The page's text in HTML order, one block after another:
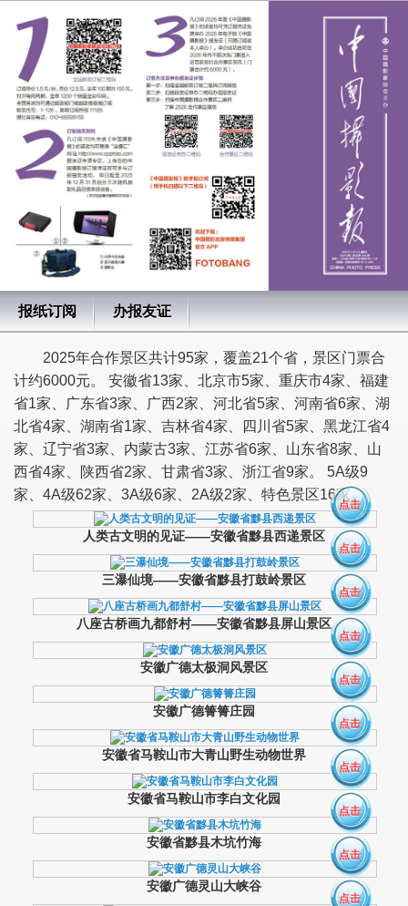
报纸订阅 办报友证
2025年合作景区共计95家，覆盖21个省，景区门票合
计约6000元。 安徽省13家、北京市5家、重庆市4家、福建
省1家、广东省3家、广西2家、河北省5家、河南省6家、湖
北省4家、湖南省1家、吉林省4家、四川省5家、黑龙江省4
家、辽宁省3家、内蒙古3家、江苏省6家、山东省8家、山
西省4家、陕西省2家、甘肃省3家、浙江省9家。 5A级9
家、4A级62家、3A级6家、2A级2家、特色景区16家。
点击
人类古文明的见证——安徽省黟县西递景区
点击
三瀑仙境——安徽省黟县打鼓岭景区
点击
八座古桥画九都舒村——安徽省黟县屏山景区
点击
安徽广德太极洞风景区
点击
安徽广德箐箐庄园
点击
安徽省马鞍山市大青山野生动物世界
点击
安徽省马鞍山市李白文化园
点击
安徽省黟县木坑竹海
点击
安徽广德灵山大峡谷
点击